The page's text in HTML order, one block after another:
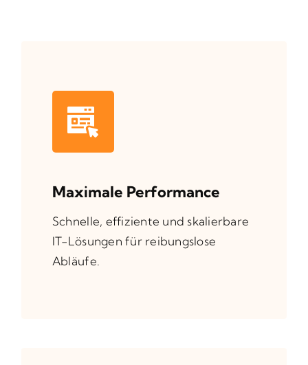
Maximale Performance
Schnelle, effiziente und skalierbare
IT-Lösungen für reibungslose
Abläufe.